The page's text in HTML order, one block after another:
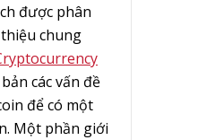
được phân
chung
các vấn đề
để có một
Một phần giới